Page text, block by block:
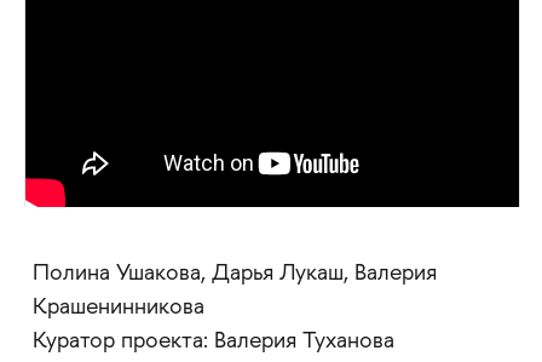
Полина Ушакова, Дарья Лукаш, Валерия
Крашенинникова
Куратор проекта: Валерия Туханова